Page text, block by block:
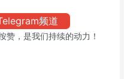
频道
赞，是我们持续的动力！